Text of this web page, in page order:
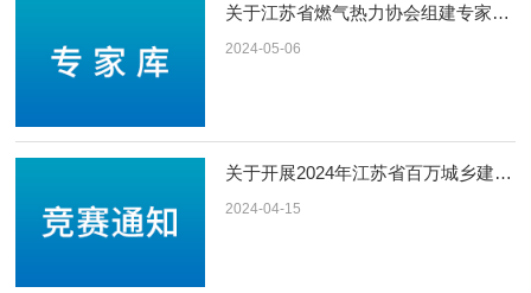
关于江苏省燃气热力协会组建专家库及推荐专家入库的通知
2024-05-06
关于开展2024年江苏省百万城乡建设职工职业技能竞赛的通知
2024-04-15